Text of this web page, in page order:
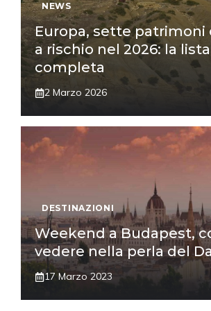
NEWS
Europa, sette patrimoni
a rischio nel 2026: la lista
completa
2 Marzo 2026
DESTINAZIONI
Weekend a Budapest,
vedere nella perla del
17 Marzo 2023